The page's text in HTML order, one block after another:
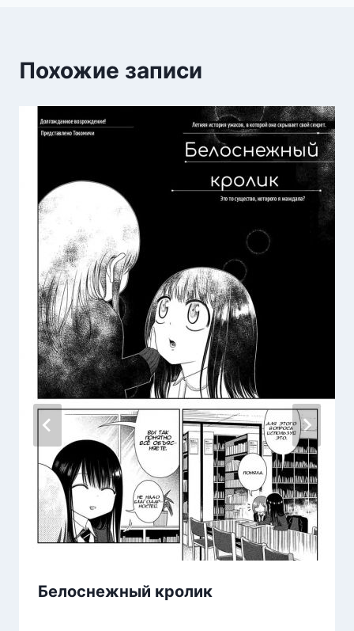
Похожие записи
Белоснежный кролик